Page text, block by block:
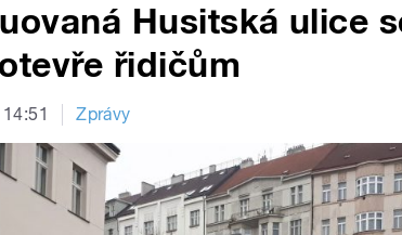
Husitská ulice
řidičům
Zprávy